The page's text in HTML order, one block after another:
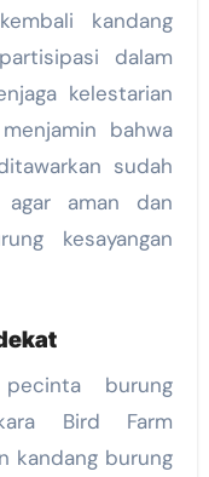
kandang
dalam
kelestarian
bahwa
sudah
aman dan
kesayangan
burung
Bird Farm
kandang burung